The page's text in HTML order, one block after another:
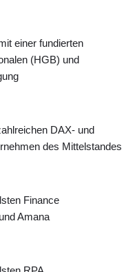
einer fundierten
(HGB) und
DAX- und
des Mittelstandes
Finance
Amana